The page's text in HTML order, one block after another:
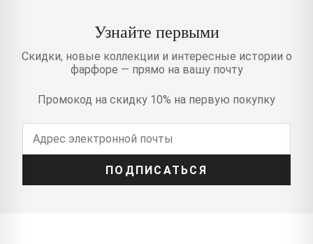
Узнайте первыми
Скидки, новые коллекции и интересные истории о
фарфоре — прямо на вашу почту
Промокод на скидку 10% на первую покупку
ПОДПИСАТЬСЯ